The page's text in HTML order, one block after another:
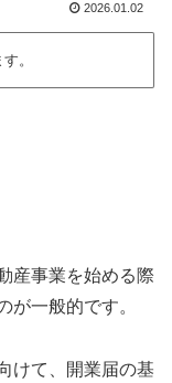
2026.01.02
。
産事業を始める際
が一般的です。
けて、開業届の基